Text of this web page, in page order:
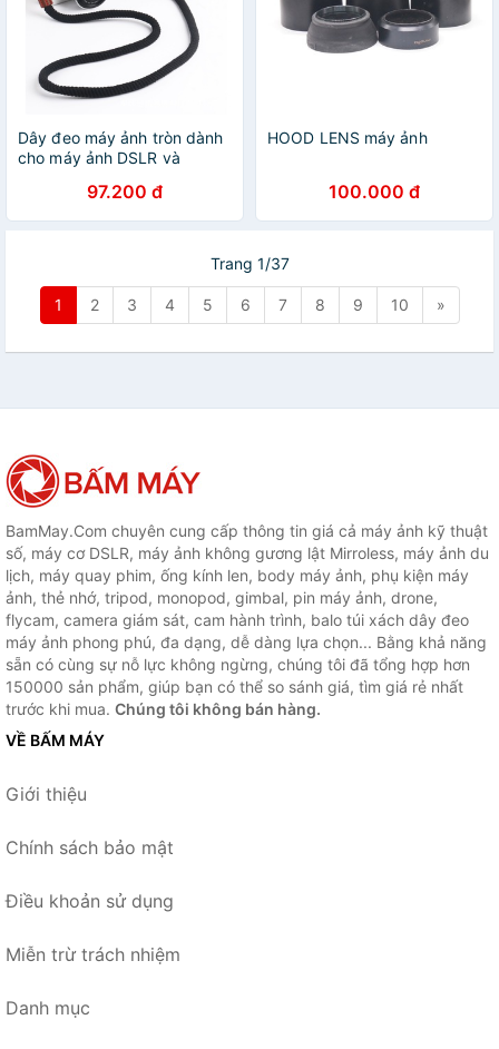
Dây đeo máy ảnh tròn dành
cho máy ảnh DSLR và
97.200 đ
HOOD LENS máy ảnh
100.000 đ
Trang 1/37
1 2 3 4 5 6 7 8 9 10 »
BamMay.Com chuyên cung cấp thông tin giá cả máy ảnh kỹ thuật
số, máy cơ DSLR, máy ảnh không gương lật Mirroless, máy ảnh du
lịch, máy quay phim, ống kính len, body máy ảnh, phụ kiện máy
ảnh, thẻ nhớ, tripod, monopod, gimbal, pin máy ảnh, drone,
flycam, camera giám sát, cam hành trình, balo túi xách dây đeo
máy ảnh phong phú, đa dạng, dễ dàng lựa chọn... Bằng khả năng
sẵn có cùng sự nỗ lực không ngừng, chúng tôi đã tổng hợp hơn
150000 sản phẩm, giúp bạn có thể so sánh giá, tìm giá rẻ nhất
trước khi mua. Chúng tôi không bán hàng.
VỀ BẤM MÁY
Giới thiệu
Chính sách bảo mật
Điều khoản sử dụng
Miễn trừ trách nhiệm
Danh mục